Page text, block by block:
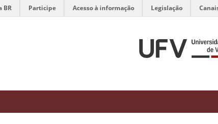
BR Participe Acesso à informação Legislação